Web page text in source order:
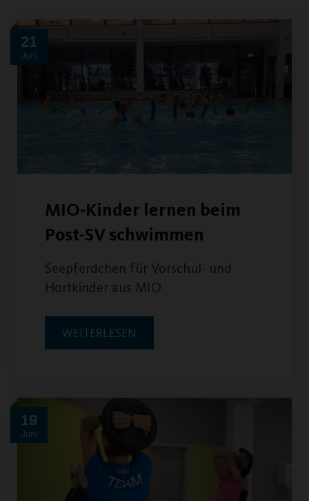
21
Juni
MIO-Kinder lernen beim
Post-SV schwimmen
Seepferdchen für Vorschul- und
Hortkinder aus MIO
WEITERLESEN
19
Juni